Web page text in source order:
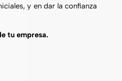
y en dar la confianza
tu empresa.